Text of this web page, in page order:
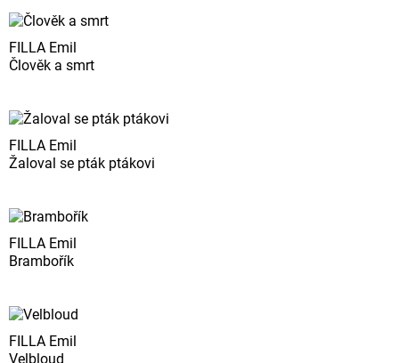
FILLA Emil
Člověk a smrt
FILLA Emil
Žaloval se pták ptákovi
FILLA Emil
Brambořík
FILLA Emil
Velbloud